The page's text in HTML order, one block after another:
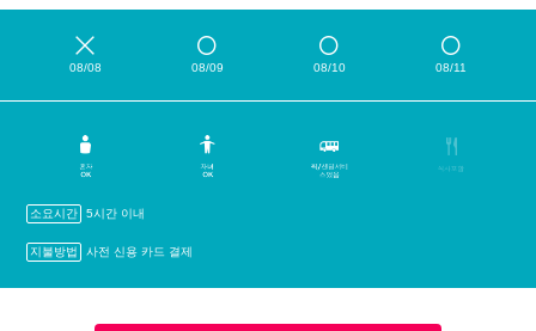
08/08 08/09 08/10 08/11
소요시간 5시간 이내
지불방법 사전 신용 카드 결제